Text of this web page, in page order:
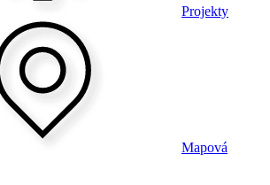
Projekty
Mapová